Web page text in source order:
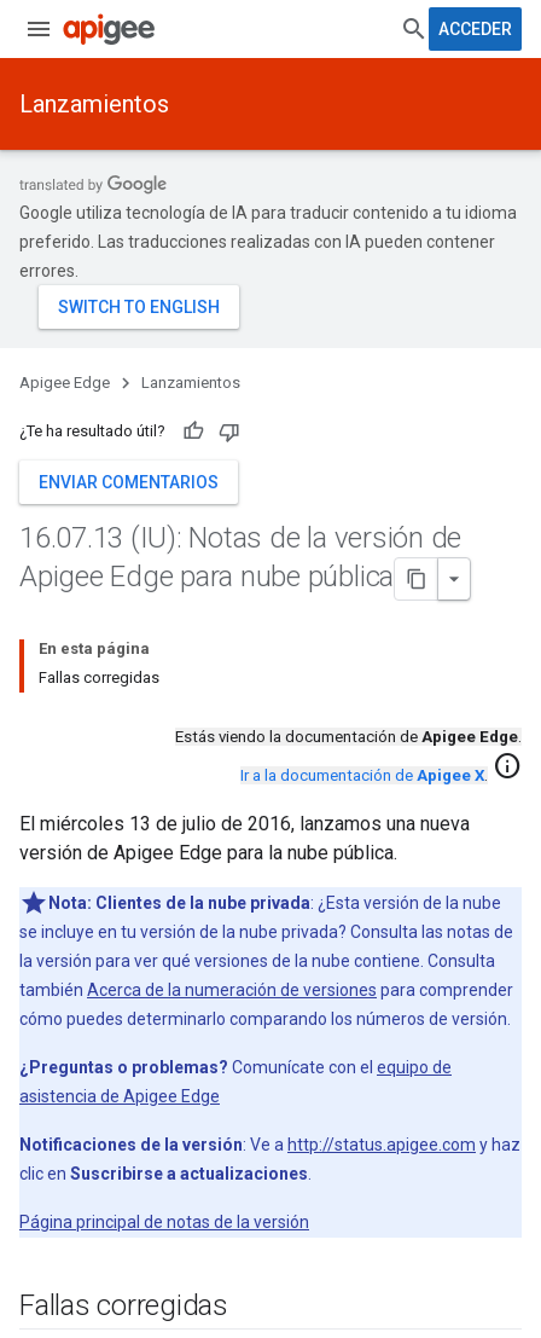
ACCEDER
Lanzamientos
Google utiliza tecnología de IA para traducir contenido a tu idioma
preferido. Las traducciones realizadas con IA pueden contener
errores.
Apigee Edge Lanzamientos
¿Te ha resultado útil?
ENVIAR COMENTARIOS
16.07.13 (IU): Notas de la versión de
Apigee Edge para nube pública
En esta página
Fallas corregidas
Estás viendo la documentación de Apigee Edge.
Ir a la documentación de Apigee X. info
El miércoles 13 de julio de 2016, lanzamos una nueva
versión de Apigee Edge para la nube pública.
Nota: Clientes de la nube privada: ¿Esta versión de la nube
se incluye en tu versión de la nube privada? Consulta las notas de
la versión para ver qué versiones de la nube contiene. Consulta
también Acerca de la numeración de versiones para comprender
cómo puedes determinarlo comparando los números de versión.
¿Preguntas o problemas? Comunícate con el equipo de
asistencia de Apigee Edge
Notificaciones de la versión: Ve a http://status.apigee.com y haz
clic en Suscribirse a actualizaciones
Página principal de notas de la versión
Fallas corregidas